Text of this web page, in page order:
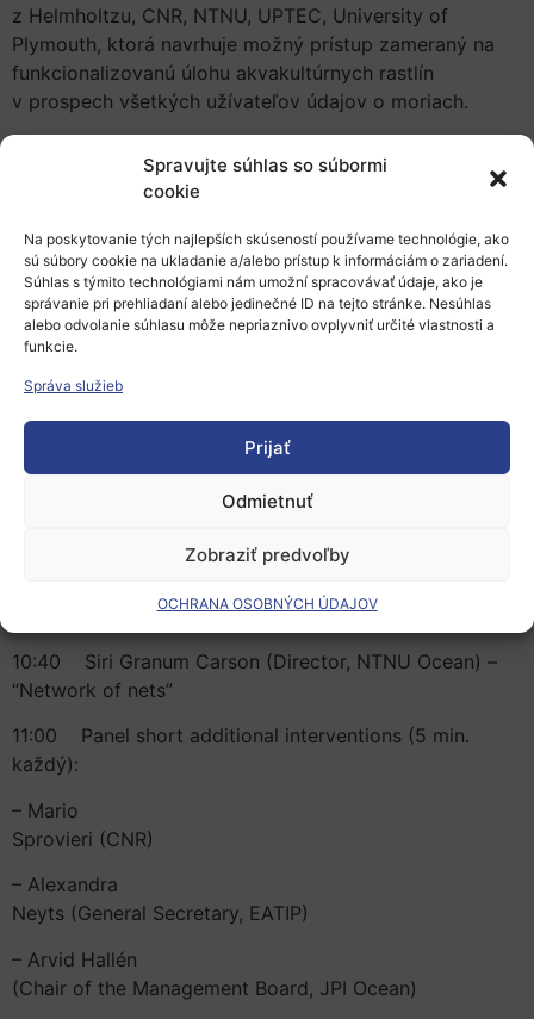
Spravujte súhlas so súbormi
cookie
Na poskytovanie tých najlepších skúseností používame technológie, ako
sú súbory cookie na ukladanie a/alebo prístup k informáciám o zariadení.
Súhlas s týmito technológiami nám umožní spracovávať údaje, ako je
správanie pri prehliadaní alebo jedinečné ID na tejto stránke. Nesúhlas
alebo odvolanie súhlasu môže nepriaznivo ovplyvniť určité vlastnosti a
funkcie.
Správa služieb
Prijať
Odmietnuť
Zobraziť predvoľby
OCHRANA OSOBNÝCH ÚDAJOV
z Helmholtzu, CNR, NTNU, UPTEC, University of
Plymouth, ktorá navrhuje možný prístup zameraný na
funkcionalizovanú úlohu akvakultúrnych rastlín
v prospech všetkých užívateľov údajov o moriach.
10:00 Massimo Busuoli (Director, NTNU Brussels
k stretnutiu
Bjarne Foss
(Pro-Rector for Research, NTNU) – Úvod
Unit, DG
Research and Innovation, European Commission) –
Smerom k Horizon Europe Mission
10:25 Gesine Meissner (Member of the Mission Board
Mission Board pre oceány
10:40 Siri Granum Carson (Director, NTNU Ocean) –
“Network of nets”
11:00 Panel short additional interventions (5 min.
každý):
– Mario
Sprovieri (CNR)
– Alexandra
Neyts (General Secretary, EATIP)
– Arvid Hallén
(Chair of the Management Board, JPI Ocean)